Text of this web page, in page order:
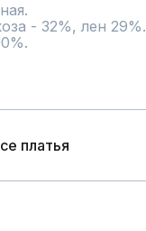
- 32%, лен 29%.
платья